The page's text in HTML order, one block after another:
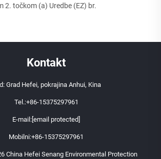
2. točkom (a) Uredbe (EZ) br.
Kontakt
Grad Hefei, pokrajina Anhui, Kina
Tel.:+86-15375297961
E-mail: [email protected]
Mobilni:+86-15375297961
China Hefei Senang Environmental Protection